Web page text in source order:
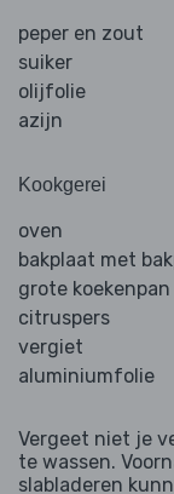
peper en zout
suiker
olijfolie
azijn
Kookgerei
oven
bakplaat met
grote koekenpan
citruspers
vergiet
aluminiumfolie
Vergeet niet je
te wassen.
slabladeren